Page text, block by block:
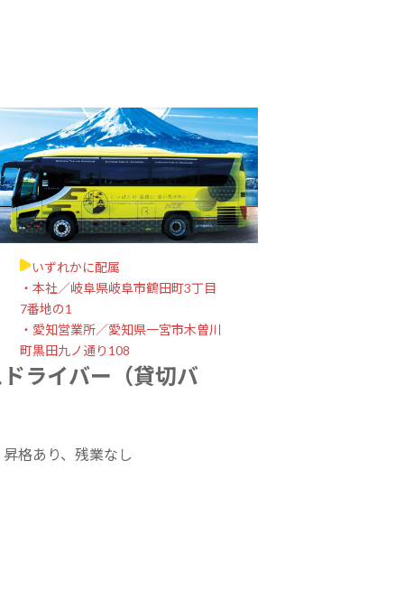
いずれかに配属
・本社／岐阜県岐阜市鶴田町3丁目
7番地の1
・愛知営業所／愛知県一宮市木曽川
町黒田九ノ通り108
ライバー（貸切バ
格あり、残業なし